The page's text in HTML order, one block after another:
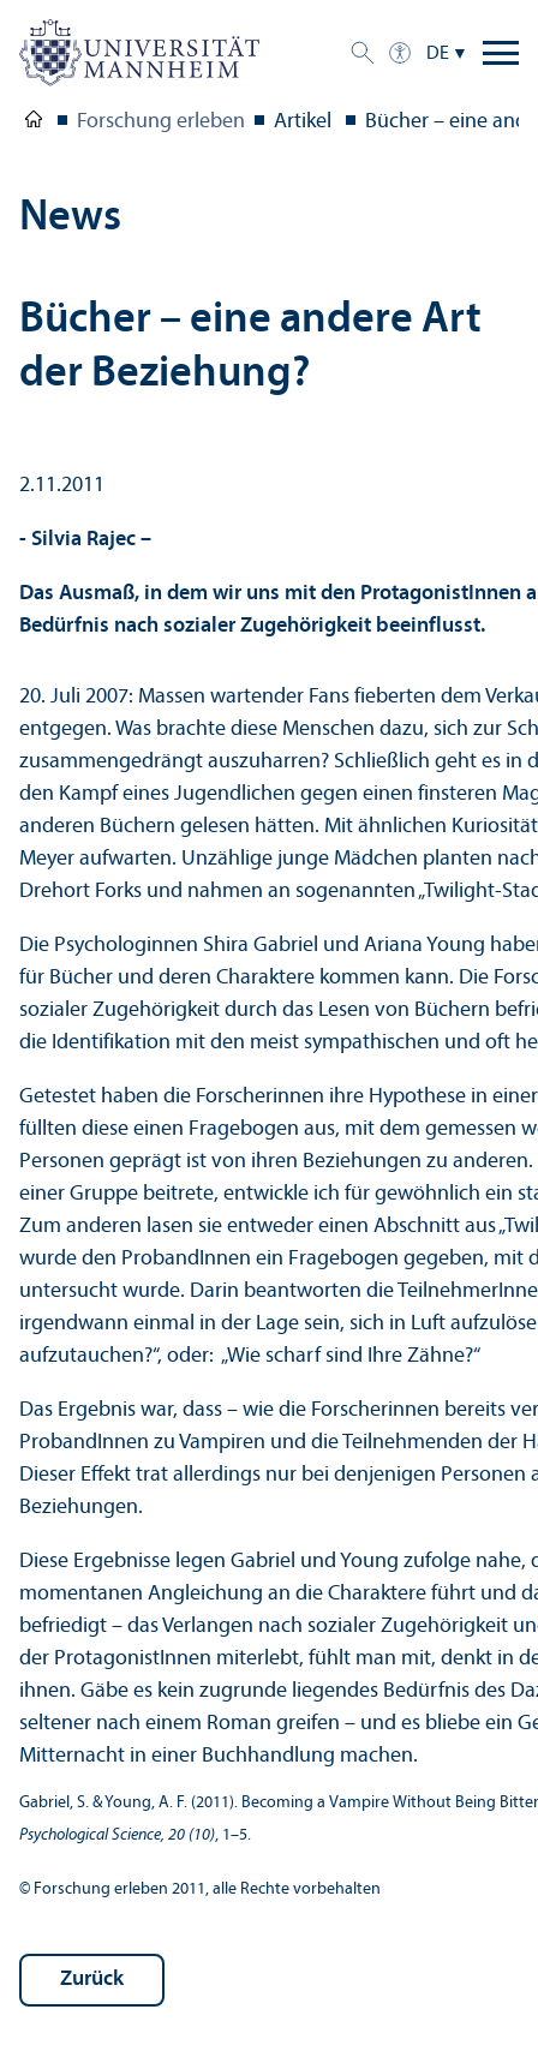
DE
Forschung erleben Artikel Bücher – eine
News
Bücher – eine andere Art
der Beziehung?
2.11.2011
- Silvia Rajec –
Das Ausmaß, in dem wir uns mit den ProtagonistInnen
Bedürfnis nach sozialer Zugehörigkeit beeinflusst.
20. Juli 2007: Massen wartender Fans fieberten dem
entgegen. Was brachte diese Menschen dazu, sich zur
zusammengedrängt auszuharren? Schließlich geht es in
den Kampf eines Jugendlichen gegen einen finsteren
anderen Büchern gelesen hätten. Mit ähnlichen
Meyer aufwarten. Unzählige junge Mädchen planten
Drehort Forks und nahmen an sogenannten „Twilight-
Die Psychologinnen Shira Gabriel und Ariana Young
für Bücher und deren Charaktere kommen kann. Die
sozialer Zugehörigkeit durch das Lesen von Büchern
die Identifikation mit den meist sympathischen und oft
Getestet haben die Forscherinnen ihre Hypothese in
füllten diese einen Fragebogen aus, mit dem gemessen
Personen geprägt ist von ihren Beziehungen zu
einer Gruppe beitrete, entwickle ich für gewöhnlich ein
Zum anderen lasen sie entweder einen Abschnitt aus
wurde den ProbandInnen ein Fragebogen gegeben,
unter­sucht wurde. Darin beantworten die
irgendwann einmal in der Lage sein, sich in Luft
aufzutauchen?“, oder: „Wie scharf sind Ihre Zähne?“
Das Ergebnis war, dass – wie die Forscherinnen bereits
ProbandInnen zu Vampiren und die Teilnehmenden der
Dieser Effekt trat allerdings nur bei denjenigen
Beziehungen.
Diese Ergebnisse legen Gabriel und Young zufolge
momentanen Angleich­ung an die Charaktere führt und
befriedigt – das Verlangen nach sozialer Zugehörigkeit
der ProtagonistInnen miterlebt, fühlt man mit, denkt in
ihnen. Gäbe es kein zugrunde liegendes Bedürfnis des
seltener nach einem Roman greifen – und es bliebe ein
Mitternacht in einer Buchhandlung machen.
Gabriel, S. & Young, A. F. (2011). Becoming a Vampire Without Being
Psychological Science, 20 (10), 1–5.
© Forschung erleben 2011, alle Rechte vorbehalten
Zurück